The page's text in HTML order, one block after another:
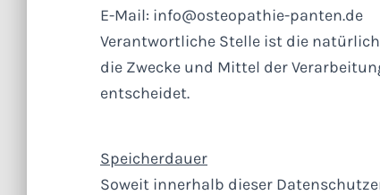
E-Mail: info@osteopathie-panten.de
Verantwortliche Stelle ist die
die Zwecke und Mittel der
entscheidet.
Speicherdauer
Soweit innerhalb dieser